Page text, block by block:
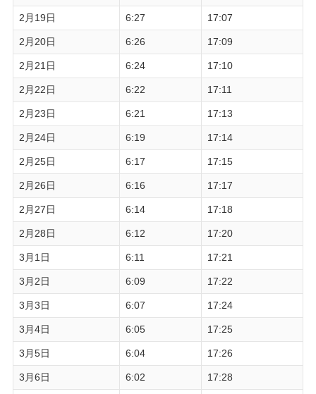
2月19日 6:27 17:07
2月20日 6:26 17:09
2月21日 6:24 17:10
2月22日 6:22 17:11
2月23日 6:21 17:13
2月24日 6:19 17:14
2月25日 6:17 17:15
2月26日 6:16 17:17
2月27日 6:14 17:18
2月28日 6:12 17:20
3月1日 6:11 17:21
3月2日 6:09 17:22
3月3日 6:07 17:24
3月4日 6:05 17:25
3月5日 6:04 17:26
3月6日 6:02 17:28